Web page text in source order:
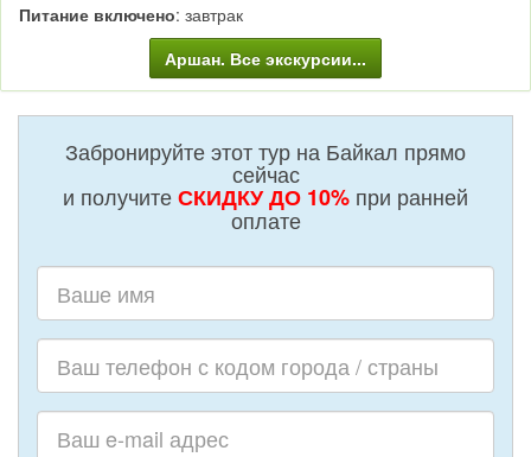
Питание включено: завтрак
Аршан. Все экскурсии...
Забронируйте этот тур на Байкал прямо
сейчас
и получитеСКИДКУ ДО 10% при ранней
оплате